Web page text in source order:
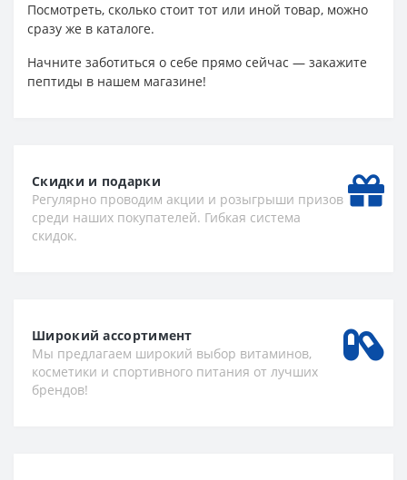
Посмотреть, сколько стоит тот или иной товар, можно
сразу же в каталоге.
Начните заботиться о себе прямо сейчас — закажите
пептиды в нашем магазине!
Скидки и подарки
Регулярно проводим акции и розыгрыши призов
среди наших покупателей. Гибкая система
скидок.
Широкий ассортимент
Мы предлагаем широкий выбор витаминов,
косметики и спортивного питания от лучших
брендов!